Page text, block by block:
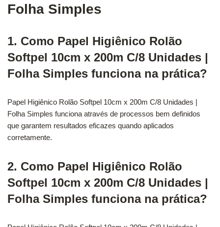
Folha Simples
1. Como Papel Higiênico Rolão
Softpel 10cm x 200m C/8 Unidades |
Folha Simples funciona na prática?
Papel Higiênico Rolão Softpel 10cm x 200m C/8 Unidades |
Folha Simples funciona através de processos bem definidos
que garantem resultados eficazes quando aplicados
corretamente.
2. Como Papel Higiênico Rolão
Softpel 10cm x 200m C/8 Unidades |
Folha Simples funciona na prática?